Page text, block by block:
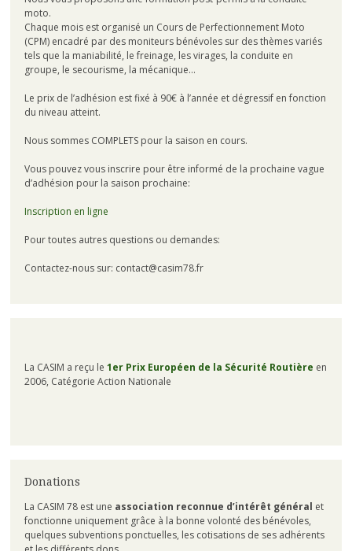
moto.
Chaque mois est organisé un Cours de Perfectionnement Moto
(CPM) encadré par des moniteurs bénévoles sur des thèmes variés
tels que la maniabilité, le freinage, les virages, la conduite en
groupe, le secourisme, la mécanique…
Le prix de l’adhésion est fixé à 90€ à l’année et dégressif en fonction
du niveau atteint.
Nous sommes COMPLETS pour la saison en cours.
Vous pouvez vous inscrire pour être informé de la prochaine vague
d’adhésion pour la saison prochaine:
Inscription en ligne
Pour toutes autres questions ou demandes:
Contactez-nous sur: contact@casim78.fr
La CASIM a reçu le 1er Prix Européen de la Sécurité Routière en
2006, Catégorie Action Nationale
Donations
La CASIM 78 est une association reconnue d’intérêt général et
fonctionne uniquement grâce à la bonne volonté des bénévoles,
quelques subventions ponctuelles, les cotisations de ses adhérents